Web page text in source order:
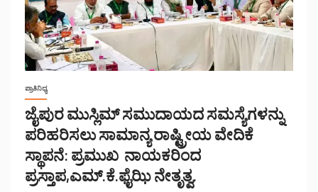
ಪ್ರಾತಿನಿಧ್ಯ
ಜೈಪುರ ಮುಸ್ಲಿಮ್ ಸಮುದಾಯದ ಸಮಸ್ಯೆಗಳನ್ನು
ಪರಿಹರಿಸಲು ಸಾಮಾನ್ಯ ರಾಷ್ಟ್ರೀಯ ವೇದಿಕೆ
ಸ್ಥಾಪನೆ: ಪ್ರಮುಖ ನಾಯಕರಿಂದ
ಪ್ರಸ್ತಾಪ,ಎಮ್.ಕೆ.ಫೈಝಿ ನೇತೃತ್ವ.